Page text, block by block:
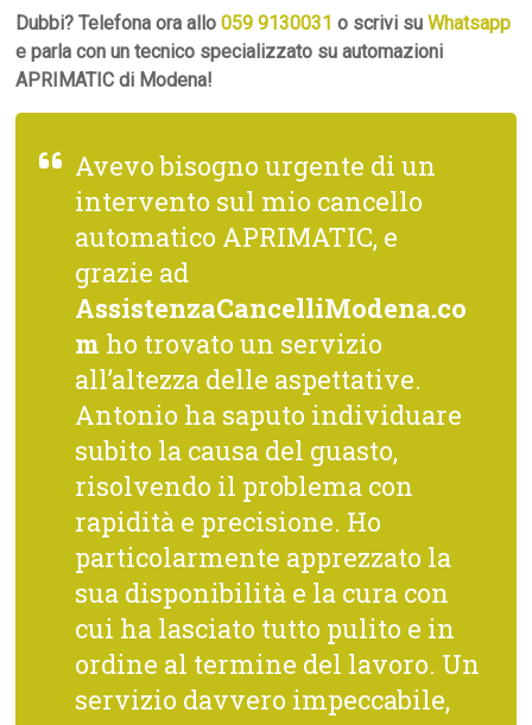
Dubbi? Telefona ora allo059 9130031 o scrivi suWhatsapp
e parla con un tecnico specializzato su automazioni
APRIMATIC di Modena!
Avevo bisogno urgente di un
intervento sul mio cancello
automatico APRIMATIC, e
grazie ad
AssistenzaCancelliModena.co
m ho trovato un servizio
all’altezza delle aspettative.
Antonio ha saputo individuare
subito la causa del guasto,
risolvendo il problema con
rapidità e precisione. Ho
particolarmente apprezzato la
sua disponibilità e la cura con
cui ha lasciato tutto pulito e in
ordine al termine del lavoro. Un
servizio davvero impeccabile,